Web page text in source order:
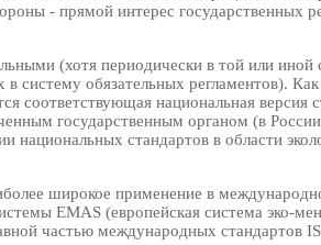
- прямой интерес государственных
(хотя периодически в той или иной
систему обязательных регламентов). Как
соответствующая национальная версия
государственным органом (в
национальных стандартов в области
широкое применение в
EMAS (европейская система эко-
частью международных стандартов